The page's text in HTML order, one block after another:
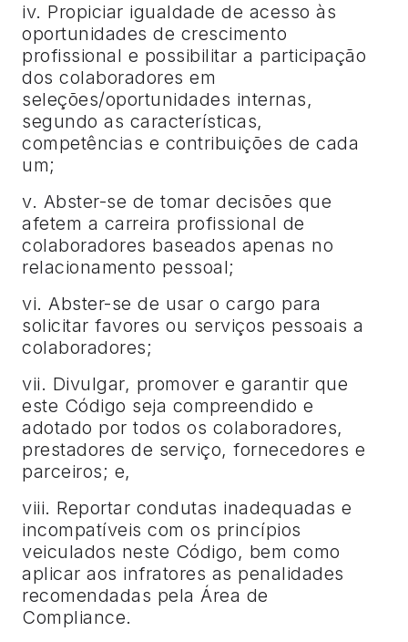
iv. Propiciar igualdade de acesso às
oportunidades de crescimento
profissional e possibilitar a participação
dos colaboradores em
seleções/oportunidades internas,
segundo as características,
competências e contribuições de cada
um;
v. Abster-se de tomar decisões que
afetem a carreira profissional de
colaboradores baseados apenas no
relacionamento pessoal;
vi. Abster-se de usar o cargo para
solicitar favores ou serviços pessoais a
colaboradores;
vii. Divulgar, promover e garantir que
este Código seja compreendido e
adotado por todos os colaboradores,
prestadores de serviço, fornecedores e
parceiros; e,
viii. Reportar condutas inadequadas e
incompatíveis com os princípios
veiculados neste Código, bem como
aplicar aos infratores as penalidades
recomendadas pela Área de
Compliance.